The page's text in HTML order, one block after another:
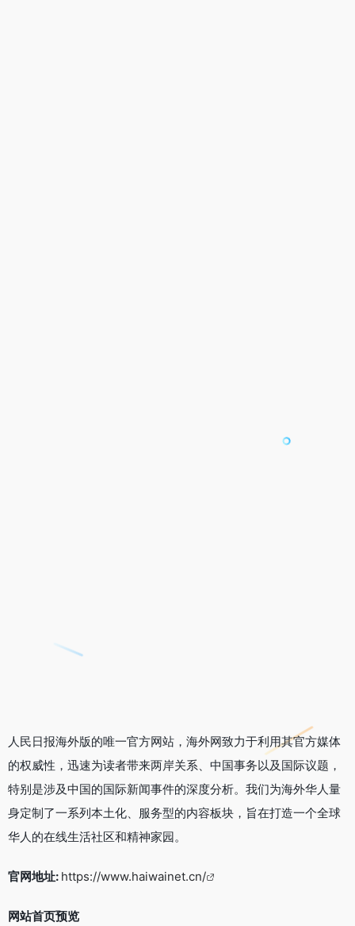
人民日报海外版的唯一官方网站，海外网致力于利用其官方媒体
的权威性，迅速为读者带来两岸关系、中国事务以及国际议题，
特别是涉及中国的国际新闻事件的深度分析。我们为海外华人量
身定制了一系列本土化、服务型的内容板块，旨在打造一个全球
华人的在线生活社区和精神家园。
官网地址: https://www.haiwainet.cn/
网站首页预览